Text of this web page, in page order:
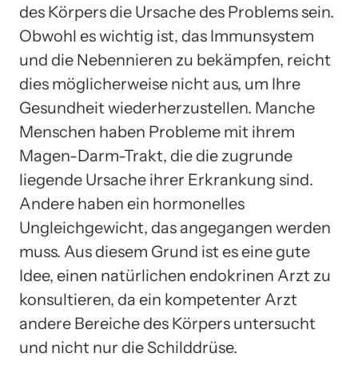
des Körpers die Ursache des Problems sein.
Obwohl es wichtig ist, das Immunsystem
und die Nebennieren zu bekämpfen, reicht
dies möglicherweise nicht aus, um Ihre
Gesundheit wiederherzustellen. Manche
Menschen haben Probleme mit ihrem
Magen-Darm-Trakt, die die zugrunde
liegende Ursache ihrer Erkrankung sind.
Andere haben ein hormonelles
Ungleichgewicht, das angegangen werden
muss. Aus diesem Grund ist es eine gute
Idee, einen natürlichen endokrinen Arzt zu
konsultieren, da ein kompetenter Arzt
andere Bereiche des Körpers untersucht
und nicht nur die Schilddrüse.